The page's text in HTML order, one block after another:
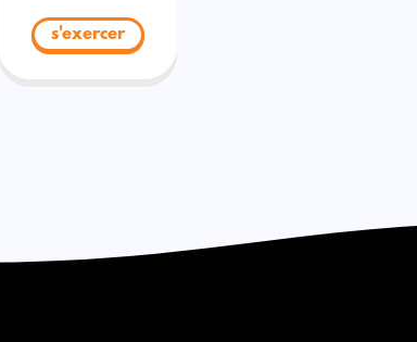
s'exercer